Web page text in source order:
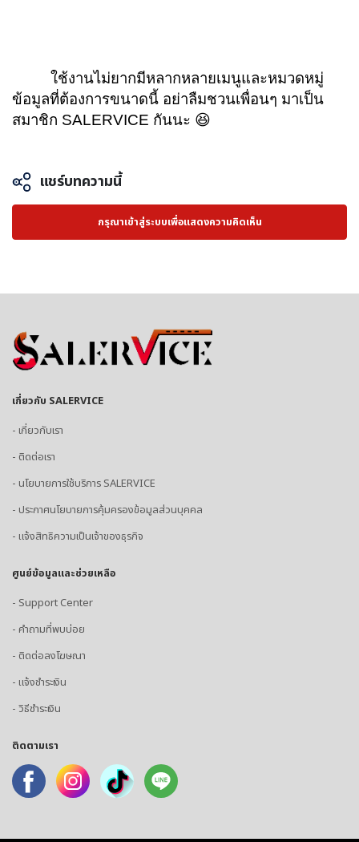
ใช้งานไม่ยากมีหลากหลายเมนูและหมวดหมู่
ข้อมูลที่ต้องการขนาดนี้ อย่าลืมชวนเพื่อนๆ มาเป็น
สมาชิก SALERVICE กันนะ 😆
แชร์บทความนี้
กรุณาเข้าสู่ระบบเพื่อแสดงความคิดเห็น
เกี่ยวกับ SALERVICE
- เกี่ยวกับเรา
- ติดต่อเรา
- นโยบายการใช้บริการ SALERVICE
- ประกาศนโยบายการคุ้มครองข้อมูลส่วนบุคคล
- แจ้งสิทธิความเป็นเจ้าของธุรกิจ
ศูนย์ข้อมูลและช่วยเหลือ
- Support Center
- คำถามที่พบบ่อย
- ติดต่อลงโฆษณา
- แจ้งชำระเงิน
- วิธีชำระเงิน
ติดตามเรา